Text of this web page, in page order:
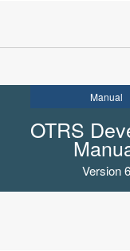
Manual
OTRS
Version 6